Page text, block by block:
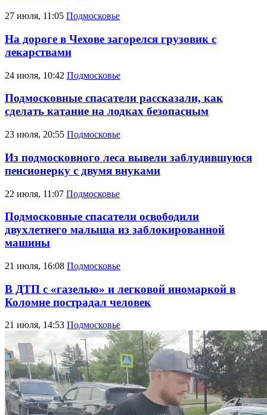
27 июля, 11:05 Подмосковье
На дороге в Чехове загорелся грузовик с
лекарствами
24 июля, 10:42 Подмосковье
Подмосковные спасатели рассказали, как
сделать катание на лодках безопасным
23 июля, 20:55 Подмосковье
Из подмосковного леса вывели заблудившуюся
пенсионерку с двумя внуками
22 июля, 11:07 Подмосковье
Подмосковные спасатели освободили
двухлетнего малыша из заблокированной
машины
21 июля, 16:08 Подмосковье
В ДТП с «газелью» и легковой иномаркой в
Коломне пострадал человек
21 июля, 14:53 Подмосковье